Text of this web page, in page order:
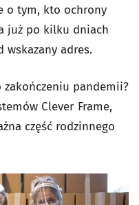
o tym, kto ochrony
już po kilku dniach
wskazany adres.
zakończeniu pandemii?
Clever Frame,
część rodzinnego